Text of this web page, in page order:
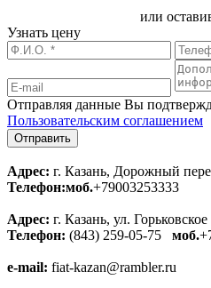
или
Узнать цену
Отправляя данные Вы
Пользовательским соглашением
Адрес: г. Казань, Дорожный
Телефон:моб.+79003253333
Адрес: г. Казань, ул.
Телефон: (843) 259-05-75 моб.
e-mail: fiat-kazan@rambler.ru